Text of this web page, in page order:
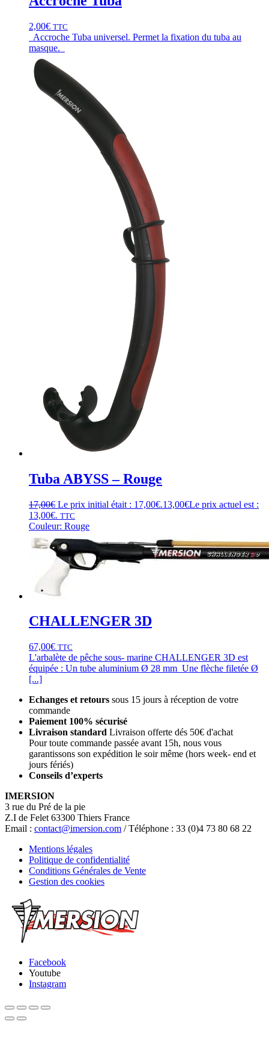
2,00€ TTC
Accroche Tuba universel. Permet la fixation du tuba au
masque.
Tuba ABYSS – Rouge
17,00€ Le prix initial était : 17,00€.13,00€Le prix actuel est :
13,00€. TTC
Couleur: Rouge
CHALLENGER 3D
67,00€ TTC
L'arbalète de pêche sous- marine CHALLENGER 3D est
équipée : Un tube aluminium Ø 28 mm Une flèche filetée Ø
[...]
Echanges et retours sous 15 jours à réception de votre
commande
Paiement 100% sécurisé
Livraison standard Livraison offerte dés 50€ d'achat
Pour toute commande passée avant 15h, nous vous
garantissons son expédition le soir même (hors week- end et
jours fériés)
Conseils d’experts
IMERSION
3 rue du Pré de la pie
Z.I de Felet 63300 Thiers France
Email : contact@imersion.com / Téléphone : 33 (0)4 73 80 68 22
Mentions légales
Politique de confidentialité
Conditions Générales de Vente
Gestion des cookies
Facebook
Youtube
Instagram